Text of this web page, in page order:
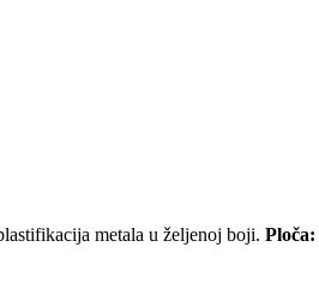
metala u željenoj boji. Ploča: